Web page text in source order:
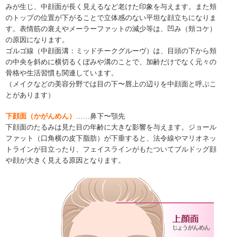
みが生じ、中顔面が長く見えるなど老けた印象を与えます。また頬
のトップの位置が下がることで立体感のない平坦な顔立ちになりま
す。表情筋の衰えやメーラーファットの減少等は、凹み（頬コケ）
の原因になります。
ゴルゴ線（中顔面溝：ミッドチークグルーヴ）は、目頭の下から頬
の中央を斜めに横切るくぼみや溝のことで、加齢だけでなく元々の
骨格や生活習慣も関連しています。
（メイクなどの美容分野では目の下〜唇上の辺りを中顔面と呼ぶこ
とがあります）
下顔面（かがんめん）
……鼻下〜顎先
下顔面のたるみは見た目の年齢に大きな影響を与えます。ジョール
ファット（口角横の皮下脂肪）が下垂すると、法令線やマリオネッ
トラインが目立ったり、フェイスラインがもたついてブルドッグ顔
や顔が大きく見える原因となります。